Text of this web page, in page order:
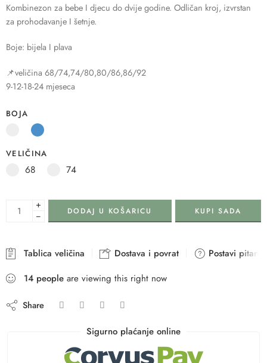
Kombinezon za bebe I djecu do dvije godine. Odličan kroj, izvrstan
za prohodavanje I šetnje.
Boje: bijela I plava
📌veličina 68/74,74/80,80/86,86/92
9-12-18-24 mjeseca
BOJA
VELIČINA
68 74
+
−
DODAJ U KOŠARICU KUPI SADA
Tablica veličina Dostava i povrat
Postavi pitanje
14 people are viewing this right now
Share
Sigurno plaćanje online